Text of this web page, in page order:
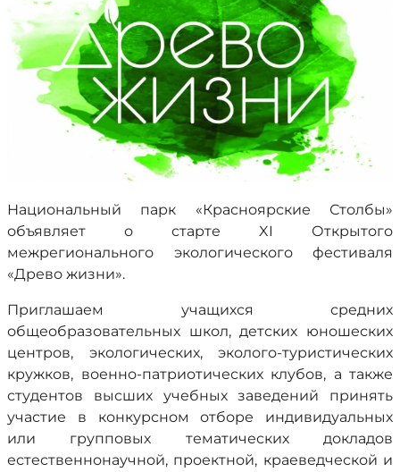
Национальный парк «Красноярские Столбы»
объявляет о старте XI Открытого
межрегионального экологического фестиваля
«Древо жизни».
Приглашаем учащихся средних
общеобразовательных школ, детских юношеских
центров, экологических, эколого-туристических
кружков, военно-патриотических клубов, а также
студентов высших учебных заведений принять
участие в конкурсном отборе индивидуальных
или групповых тематических докладов
естественнонаучной, проектной, краеведческой и